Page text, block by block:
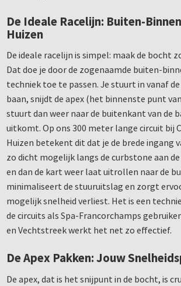
De Ideale Racelijn: Buiten-
Huizen
De ideale racelijn is simpel: maak de bocht
Dat doe je door de zogenaamde buiten-
techniek toe te passen. Je stuurt in vanaf
baan, snijdt de apex (het binnenste punt
stuurt dan weer naar de buitenkant van de
uitkomt. Op ons 300 meter lange circuit bij
Huizen betekent dit dat je de brede ingang
zo dicht mogelijk langs de curbstone aan
en dan de kart weer laat uitrollen naar de
minimaliseert de stuuruitslag en zorgt
mogelijk snelheid verliest. Het is een
de circuits als Spa-Francorchamps
en Vechtstreek werkt het net zo effectief.
De Apex Pakken: Jouw
De apex, dat is het snijpunt in de bocht, is